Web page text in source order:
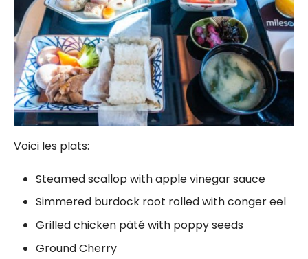
Voici les plats:
Steamed scallop with apple vinegar sauce
Simmered burdock root rolled with conger eel
Grilled chicken pâté with poppy seeds
Ground Cherry